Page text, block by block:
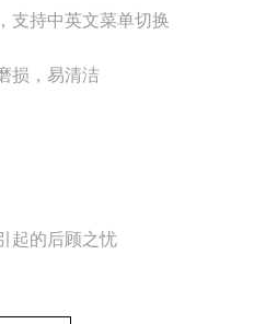
支持中英文菜单切换
损，易清洁
起的后顾之忧